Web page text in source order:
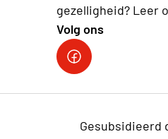
gezelligheid? Leer
Volg ons
Neosvzw
Gesubsidieerd